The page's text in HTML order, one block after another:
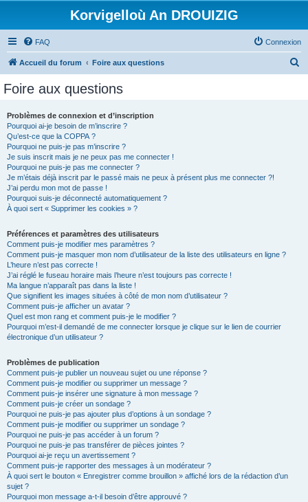
Korvigelloù An DROUIZIG
FAQ Connexion
Accueil du forum Foire aux questions
Foire aux questions
Problèmes de connexion et d’inscription
Pourquoi ai-je besoin de m’inscrire ?
Qu’est-ce que la COPPA ?
Pourquoi ne puis-je pas m’inscrire ?
Je suis inscrit mais je ne peux pas me connecter !
Pourquoi ne puis-je pas me connecter ?
Je m’étais déjà inscrit par le passé mais ne peux à présent plus me connecter ?!
J’ai perdu mon mot de passe !
Pourquoi suis-je déconnecté automatiquement ?
À quoi sert « Supprimer les cookies » ?
Préférences et paramètres des utilisateurs
Comment puis-je modifier mes paramètres ?
Comment puis-je masquer mon nom d’utilisateur de la liste des utilisateurs en ligne ?
L’heure n’est pas correcte !
J’ai réglé le fuseau horaire mais l’heure n’est toujours pas correcte !
Ma langue n’apparaît pas dans la liste !
Que signifient les images situées à côté de mon nom d’utilisateur ?
Comment puis-je afficher un avatar ?
Quel est mon rang et comment puis-je le modifier ?
Pourquoi m’est-il demandé de me connecter lorsque je clique sur le lien de courrier
électronique d’un utilisateur ?
Problèmes de publication
Comment puis-je publier un nouveau sujet ou une réponse ?
Comment puis-je modifier ou supprimer un message ?
Comment puis-je insérer une signature à mon message ?
Comment puis-je créer un sondage ?
Pourquoi ne puis-je pas ajouter plus d’options à un sondage ?
Comment puis-je modifier ou supprimer un sondage ?
Pourquoi ne puis-je pas accéder à un forum ?
Pourquoi ne puis-je pas transférer de pièces jointes ?
Pourquoi ai-je reçu un avertissement ?
Comment puis-je rapporter des messages à un modérateur ?
À quoi sert le bouton « Enregistrer comme brouillon » affiché lors de la rédaction d’un
sujet ?
Pourquoi mon message a-t-il besoin d’être approuvé ?